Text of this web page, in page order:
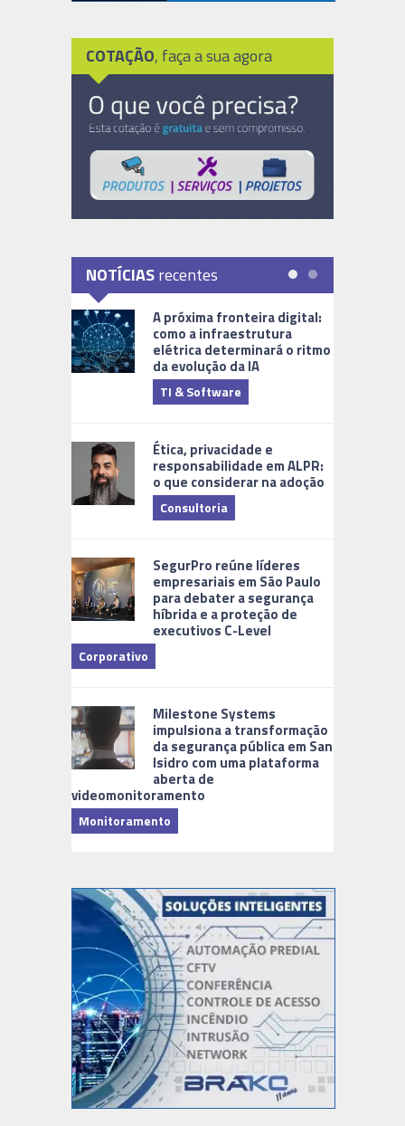
COTAÇÃO, faça a sua agora
NOTÍCIASrecentes
A próxima fronteira digital:
como a infraestrutura
elétrica determinará o ritmo
da evolução da IA
TI & Software
Ética, privacidade e
responsabilidade em ALPR:
o que considerar na adoção
Consultoria
SegurPro reúne líderes
empresariais em São Paulo
para debater a segurança
híbrida e a proteção de
executivos C-Level
Corporativo
Milestone Systems
impulsiona a transformação
da segurança pública em San
Isidro com uma plataforma
aberta de
videomonitoramento
Monitoramento